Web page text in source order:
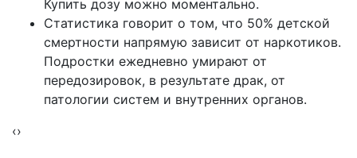
Купить дозу можно моментально.
Статистика говорит о том, что 50% детской
смертности напрямую зависит от наркотиков.
Подростки ежедневно умирают от
передозировок, в результате драк, от
патологии систем и внутренних органов.
‹›